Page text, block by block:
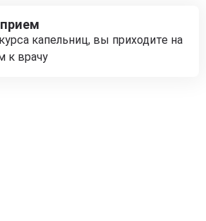
капельниц, вы приходите на
к врачу